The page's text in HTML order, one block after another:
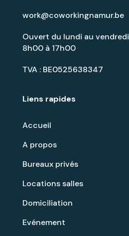
Liens rapides
Accueil
A propos
Bureaux privés
Locations salles
Domiciliation
Evénement
work@coworkingnamur.be
Ouvert du lundi au vendredi
8h00 à 17h00
TVA : BE0525638347